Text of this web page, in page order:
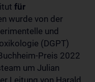
für
wurde von der
und
(DGPT)
Preis 2022
um Julian
Leitung von Harald